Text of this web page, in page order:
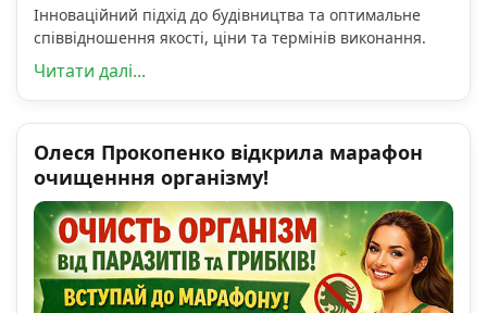
Інноваційний підхід до будівництва та оптимальне
співвідношення якості, ціни та термінів виконання.
Читати далі...
Олеся Прокопенко відкрила марафон
очищенння організму!